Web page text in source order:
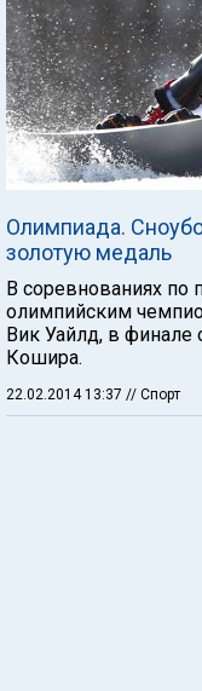
Олимпиада.
золотую медаль
В соревнованиях по
олимпийским
Вик Уайлд, в
Кошира.
22.02.2014 13:37 // Спорт